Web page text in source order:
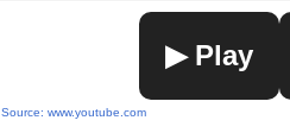
▶ Play
Source: www.youtube.com